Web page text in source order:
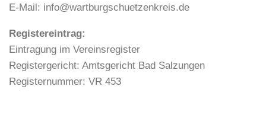
E-Mail: info@wartburgschuetzenkreis.de
Registereintrag:
Eintragung im Vereinsregister
Registergericht: Amtsgericht Bad Salzungen
Registernummer: VR 453